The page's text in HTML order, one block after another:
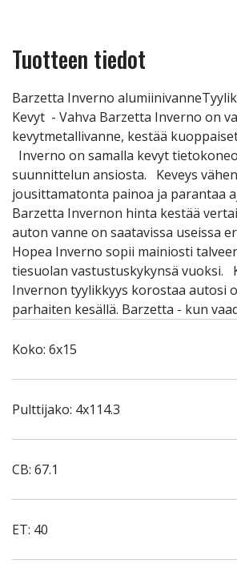
Tuotteen tiedot
Barzetta Inverno
Kevyt - Vahva Barzetta Inverno on
kevytmetallivanne, kestää
Inverno on samalla kevyt
suunnittelun ansiosta. Keveys
jousittamatonta painoa ja parantaa
Barzetta Invernon hinta kestää
auton vanne on saatavissa useissa
Hopea Inverno sopii mainiosti
tiesuolan vastustuskykynsä vuoksi.
Invernon tyylikkyys korostaa autosi
parhaiten kesällä. Barzetta - kun
Koko: 6x15
Pulttijako: 4x114.3
CB: 67.1
ET: 40